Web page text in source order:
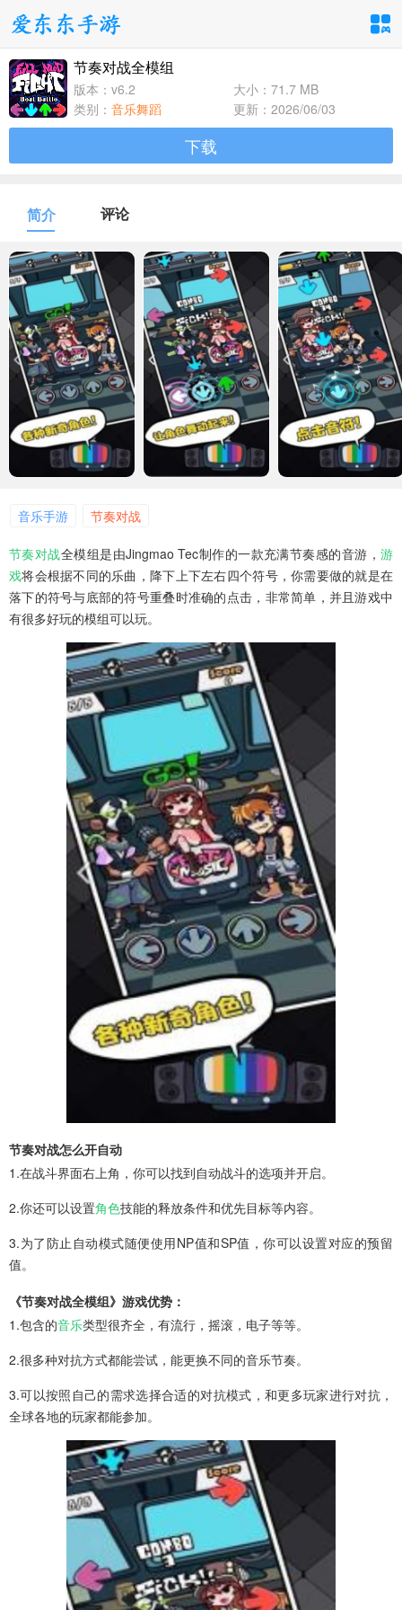
手游分类
卡牌回合
1百+款手游
1百+款手游
体育竞速
1百+款手游
冒险解谜
1百+款手游
模拟经营
1百+款手游
音乐舞蹈
1百+款手游
儿童教育
1百+款手游
节奏对战全模组
版本：v6.2
大小：71.7 MB
类别： 音乐舞蹈 更新：2026/06/03
下载
简介 评论
音乐手游 节奏对战
节奏对战全模组是由Jingmao Tec制作的一款充满节奏感的音游，游
戏将会根据不同的乐曲，降下上下左右四个符号，你需要做的就是在
落下的符号与底部的符号重叠时准确的点击，非常简单，并且游戏中
有很多好玩的模组可以玩。
节奏对战怎么开自动
1.在战斗界面右上角，你可以找到自动战斗的选项并开启。
2.你还可以设置角色技能的释放条件和优先目标等内容。
3.为了防止自动模式随便使用NP值和SP值，你可以设置对应的预留
值。‌
《节奏对战全模组》游戏优势：
1.包含的音乐类型很齐全，有流行，摇滚，电子等等。
2.很多种对抗方式都能尝试，能更换不同的音乐节奏。
3.可以按照自己的需求选择合适的对抗模式，和更多玩家进行对抗，
全球各地的玩家都能参加。